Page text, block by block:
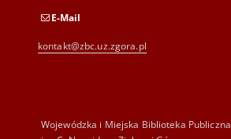
E-Mail
kontakt@zbc.uz.zgora.pl
Wojewódzka i Miejska Biblioteka Publiczna